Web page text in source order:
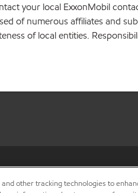
your local ExxonMobil
of numerous affiliates and
of local entities.
other tracking technologies to